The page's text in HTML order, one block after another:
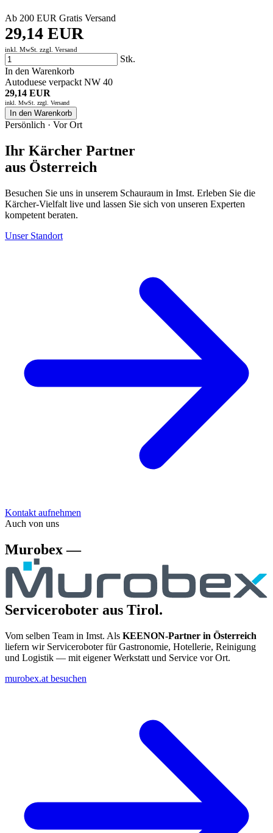
Ab 200 EUR Gratis Versand
29,14 EUR
inkl. MwSt. zzgl. Versand
Stk.
In den Warenkorb
Autoduese verpackt NW 40
29,14 EUR
inkl. MwSt. zzgl. Versand
In den Warenkorb
Persönlich · Vor Ort
Ihr Kärcher Partner
aus Österreich
Besuchen Sie uns in unserem Schauraum in Imst. Erleben Sie die
Kärcher-Vielfalt live und lassen Sie sich von unseren Experten
kompetent beraten.
Unser Standort
Kontakt aufnehmen
Auch von uns
Murobex —
Serviceroboter aus Tirol.
Vom selben Team in Imst. Als KEENON-Partner in Österreich
liefern wir Serviceroboter für Gastronomie, Hotellerie, Reinigung
und Logistik — mit eigener Werkstatt und Service vor Ort.
murobex.at besuchen